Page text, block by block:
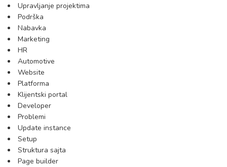
Upravljanje projektima
Podrška
Nabavka
Marketing
HR
Automotive
Website
Platforma
Klijentski portal
Developer
Problemi
Update instance
Setup
Struktura sajta
Page builder